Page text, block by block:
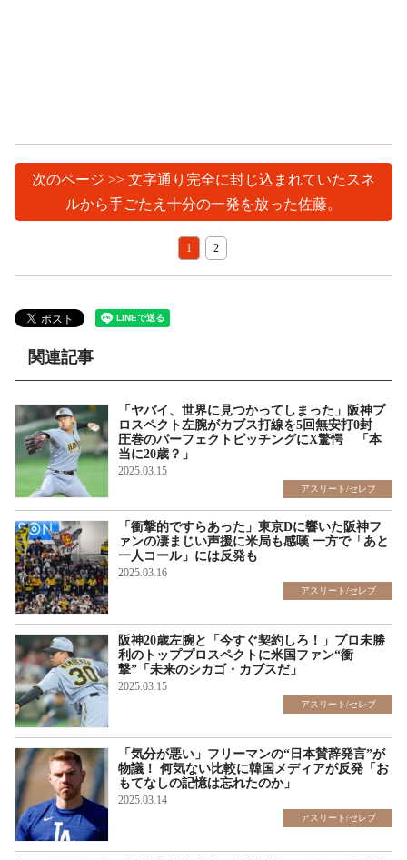
次のページ >> 文字通り完全に封じ込まれていたスネ
ルから手ごたえ十分の一発を放った佐藤。
1 2
関連記事
「ヤバイ、世界に見つかってしまった」阪神プ
ロスペクト左腕がカブス打線を5回無安打0封
圧巻のパーフェクトピッチングにX驚愕 「本
当に20歳？」
2025.03.15
アスリート/セレブ
「衝撃的ですらあった」東京Dに響いた阪神フ
ァンの凄まじい声援に米局も感嘆 一方で「あと
一人コール」には反発も
2025.03.16
アスリート/セレブ
阪神20歳左腕と「今すぐ契約しろ！」プロ未勝
利のトッププロスペクトに米国ファン“衝
撃”「未来のシカゴ・カブスだ」
2025.03.15
アスリート/セレブ
「気分が悪い」フリーマンの“日本賛辞発言”が
物議！ 何気ない比較に韓国メディアが反発「お
もてなしの記憶は忘れたのか」
2025.03.14
アスリート/セレブ